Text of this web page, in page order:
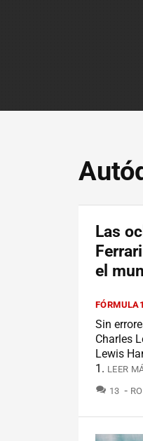
Las
el
FÓRMULA1
Sin
Charles
Lewis
1. LEER
13